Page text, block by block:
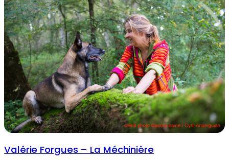
Valérie Forgues – La Méchinière